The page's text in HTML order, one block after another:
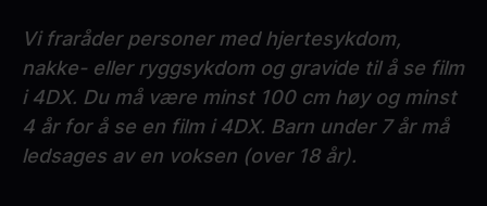
Vi fraråder personer med hjertesykdom,
nakke- eller ryggsykdom og gravide til å se film
i 4DX. Du må være minst 100 cm høy og minst
4 år for å se en film i 4DX. Barn under 7 år må
ledsages av en voksen (over 18 år).